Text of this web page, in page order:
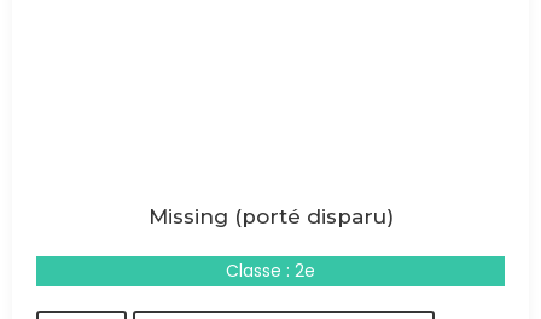
Missing (porté disparu)
Classe : 2e